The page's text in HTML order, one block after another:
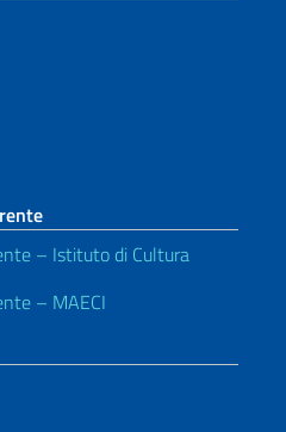
– Istituto di Cultura
– MAECI